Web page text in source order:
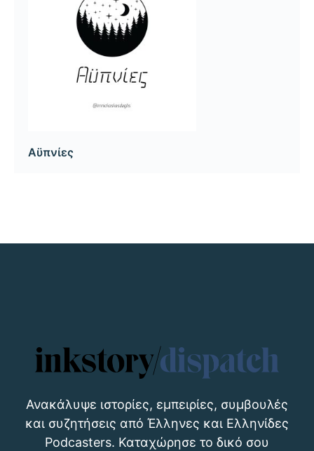
Αϋπνίες
Ανακάλυψε ιστορίες, εμπειρίες, συμβουλές
και συζητήσεις από Έλληνες και Ελληνίδες
Podcasters. Καταχώρησε το δικό σου